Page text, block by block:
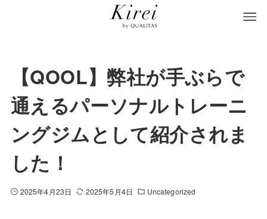
【QOOL】弊社が手ぶらで
通えるパーソナルトレーニ
ングジムとして紹介されま
した！
2025年4月23日 2025年5月4日 Uncategorized